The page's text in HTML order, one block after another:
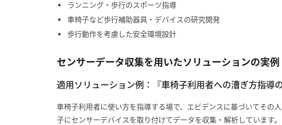
ランニング・歩行のスポーツ指導
車椅子など歩行補助器具・デバイスの研究開発
歩行動作を考慮した安全環境設計
センサーデータ収集を用いたソリューションの実例
適用ソリューション例：『車椅子利用者への漕ぎ方指導
車椅子利用者に使い方を指導する場で、エビデンスに基づいてその
子にセンサーデバイスを取り付けてデータを収集・解析しています。